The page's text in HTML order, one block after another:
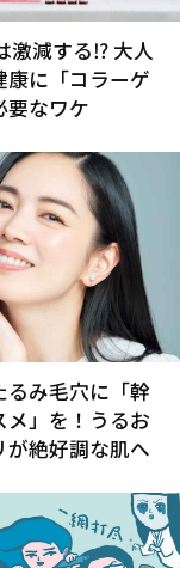
激減する⁉ 大人
康に「コラーゲ
要なワケ
るみ毛穴に「幹
メ」を！うるお
が絶好調な肌へ